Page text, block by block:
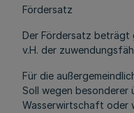
Fördersatz
Der Fördersatz beträgt
v.H. der
Für die
Soll wegen besonderer
Wasserwirtschaft oder